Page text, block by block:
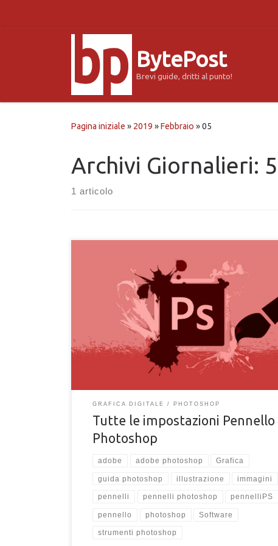
BytePost
Brevi guide, dritti al punto!
Pagina iniziale » 2019 »Febbraio »05
Archivi Giornalieri:
1 articolo
Scopri tutte le impostazioni e specifiche di tutti i
personalizzabili dei pennelli in Photoshop.
meglio il tuo pennello tramite le impostazioni del
GRAFICA DIGITALE PHOTOSHOP
Tutte le impostazioni Pennello
Photoshop
adobe adobe photoshop Grafica
guida photoshop illustrazione immagini
pennelli pennelli photoshop pennelliPS
pennello photoshop Software
strumenti photoshop